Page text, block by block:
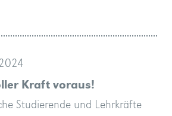
Kraft voraus!
Studierende und Lehrkräfte